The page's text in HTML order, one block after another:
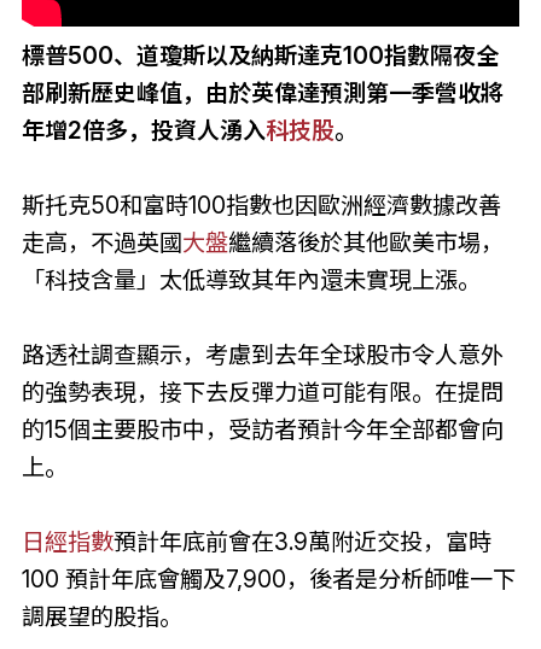
標普500、道瓊斯以及納斯達克100指數隔夜全
部刷新歷史峰值，由於英偉達預測第一季營收將
年增2倍多，投資人湧入科技股。
斯托克50和富時100指數也因歐洲經濟數據改善
走高，不過英國大盤繼續落後於其他歐美市場，
「科技含量」太低導致其年內還未實現上漲。
路透社調查顯示，考慮到去年全球股市令人意外
的強勢表現，接下去反彈力道可能有限。在提問
的15個主要股市中，受訪者預計今年全部都會向
上。
日經指數預計年底前會在3.9萬附近交投，富時
100 預計年底會觸及7,900，後者是分析師唯一下
調展望的股指。